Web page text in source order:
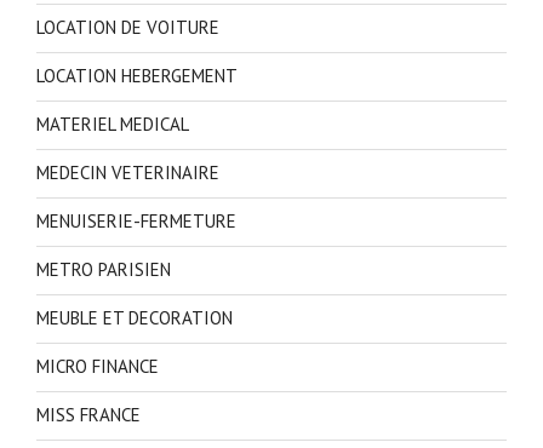
LOCATION DE VOITURE
LOCATION HEBERGEMENT
MATERIEL MEDICAL
MEDECIN VETERINAIRE
MENUISERIE-FERMETURE
METRO PARISIEN
MEUBLE ET DECORATION
MICRO FINANCE
MISS FRANCE